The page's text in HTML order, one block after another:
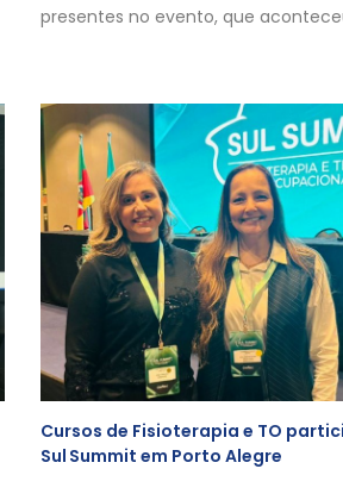
presentes no evento, que
Cursos de Fisioterapia e TO
Sul Summit em Porto Alegre